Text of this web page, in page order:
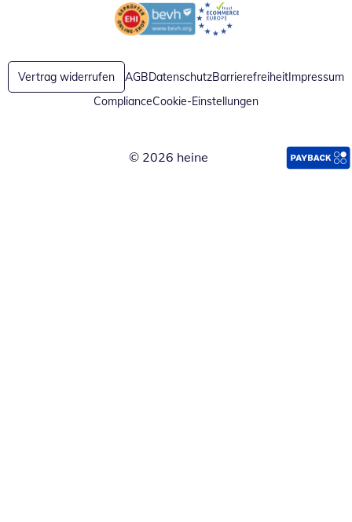
Öffnet in neuem FensterÖffnet in neuem Fenster
Vertrag widerrufen AGBDatenschutzBarrierefreiheitImpressum
ComplianceCookie-Einstellungen
© 2026 heine